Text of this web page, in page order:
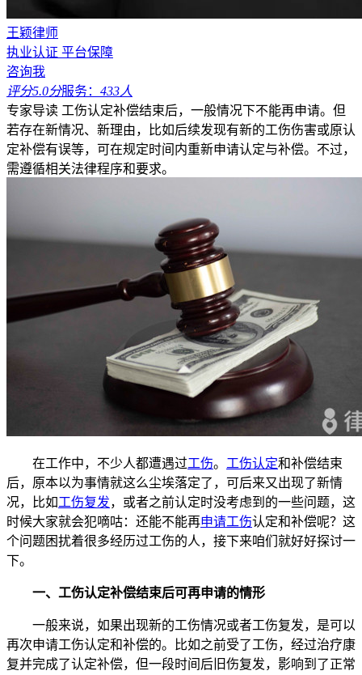
王颖律师
执业认证 平台保障
咨询我
评分5.0分服务： 433人
专家导读 工伤认定补偿结束后，一般情况下不能再申请。但
若存在新情况、新理由，比如后续发现有新的工伤伤害或原认
定补偿有误等，可在规定时间内重新申请认定与补偿。不过，
需遵循相关法律程序和要求。
在工作中，不少人都遭遇过工伤。 工伤认定和补偿结束
后，原本以为事情就这么尘埃落定了，可后来又出现了新情
况，比如工伤复发，或者之前认定时没考虑到的一些问题，这
时候大家就会犯嘀咕：还能不能再申请工伤认定和补偿呢？这
个问题困扰着很多经历过工伤的人，接下来咱们就好好探讨一
下。
一、工伤认定补偿结束后可再申请的情形
一般来说，如果出现新的工伤情况或者工伤复发，是可以
再次申请工伤认定和补偿的。比如之前受了工伤，经过治疗康
复并完成了认定补偿，但一段时间后旧伤复发，影响到了正常